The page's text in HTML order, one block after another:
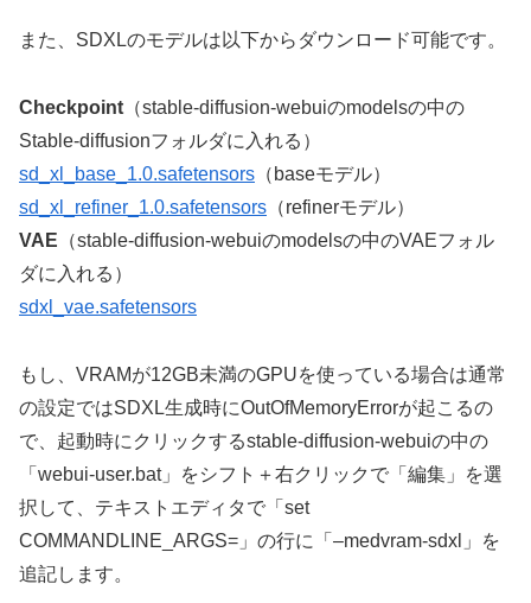
また、SDXLのモデルは以下からダウンロード可能です。
Checkpoint （stable-diffusion-webuiのmodelsの中の
Stable-diffusionフォルダに入れる）
sd_xl_base_1.0.safetensors （baseモデル）
sd_xl_refiner_1.0.safetensors （refinerモデル）
VAE （stable-diffusion-webuiのmodelsの中のVAEフォル
ダに入れる）
sdxl_vae.safetensors
もし、VRAMが12GB未満のGPUを使っている場合は通常
の設定ではSDXL生成時にOutOfMemoryErrorが起こるの
で、起動時にクリックするstable-diffusion-webuiの中の
「webui-user.bat」をシフト＋右クリックで「編集」を選
択して、テキストエディタで「set
COMMANDLINE_ARGS=」の行に「–medvram-sdxl」を
追記します。